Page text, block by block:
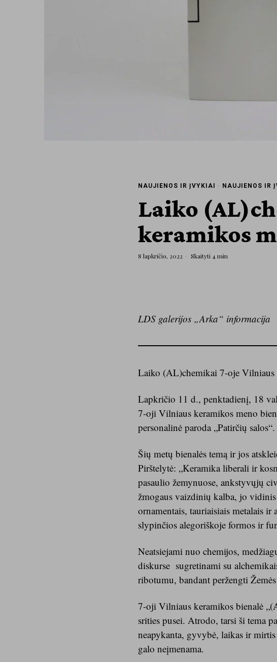
NAUJIENOS IR ĮVYKIAI · NAUJIENOS IR
Laiko
keramikos
8 lapkričio, 2022 Skaityti 4 min
LDS galerijos „Arka“ informacija
Laiko (AL)chemikai 7-oje Vilniaus
Lapkričio 11 d., penktadienį, 18
7-oji Vilniaus keramikos meno
personalinė paroda „Patirčių salos“.
Šių metų bienalės temą ir jos
Pirštelytė: „Keramika liberali ir
pasaulio žemynuose, ankstyvųjų
žmogaus vaizdinių kalba, jo
ornamentais, tauriaisiais metalais
slypinčios alegoriškoje formos ir
Neatsiejami nuo chemijos,
diskurse sugretinami su
ribotumu, bandant peržengti
7-oji Vilniaus keramikos bienalė
srities pusei. Atrodo, tarsi ši tema
neapykanta, gyvybė, laikas ir
galo neįmenama.